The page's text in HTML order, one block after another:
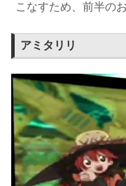
こなすため、前半の
アミタリリ